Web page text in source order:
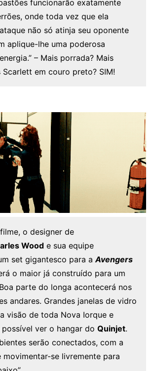
funcionarão exatamente
onde toda vez que ela
não só atinja seu oponente
aplique-lhe uma poderosa
– Mais porrada? Mais
Scarlett em couro preto? SIM!
o designer de
Wood e sua equipe
set gigantesco para a Avengers
o maior já construído para um
parte do longa acontecerá nos
andares. Grandes janelas de vidro
visão de toda Nova Iorque e
ver o hangar do Quinjet.
serão conectados, com a
movimentar-se livremente para